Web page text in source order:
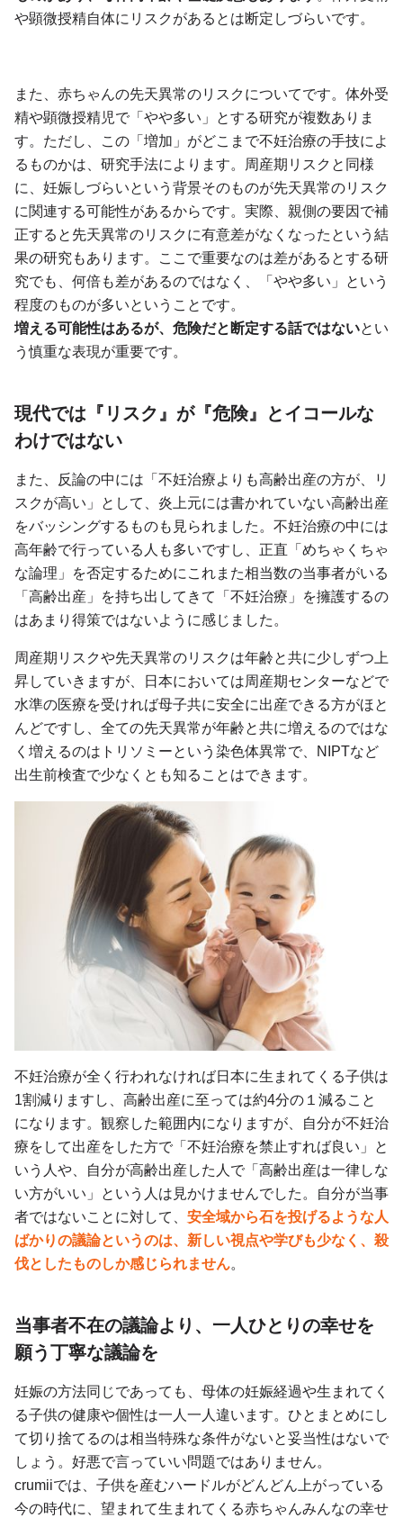
や顕微授精自体にリスクがあるとは断定しづらいです。
また、赤ちゃんの先天異常のリスクについてです。体外受
精や顕微授精児で「やや多い」とする研究が複数ありま
す。ただし、この「増加」がどこまで不妊治療の手技によ
るものかは、研究手法によります。周産期リスクと同様
に、妊娠しづらいという背景そのものが先天異常のリスク
に関連する可能性があるからです。実際、親側の要因で補
正すると先天異常のリスクに有意差がなくなったという結
果の研究もあります。ここで重要なのは差があるとする研
究でも、何倍も差があるのではなく、「やや多い」という
程度のものが多いということです。
増える可能性はあるが、危険だと断定する話ではないとい
う慎重な表現が重要です。
現代では『リスク』が『危険』とイコールな
わけではない
また、反論の中には「不妊治療よりも高齢出産の方が、リ
スクが高い」として、炎上元には書かれていない高齢出産
をバッシングするものも見られました。不妊治療の中には
高年齢で行っている人も多いですし、正直「めちゃくちゃ
な論理」を否定するためにこれまた相当数の当事者がいる
「高齢出産」を持ち出してきて「不妊治療」を擁護するの
はあまり得策ではないように感じました。
周産期リスクや先天異常のリスクは年齢と共に少しずつ上
昇していきますが、日本においては周産期センターなどで
水準の医療を受ければ母子共に安全に出産できる方がほと
んどですし、全ての先天異常が年齢と共に増えるのではな
く増えるのはトリソミーという染色体異常で、NIPTなど
出生前検査で少なくとも知ることはできます。
不妊治療が全く行われなければ日本に生まれてくる子供は
1割減りますし、高齢出産に至っては約4分の１減ること
になります。観察した範囲内になりますが、自分が不妊治
療をして出産をした方で「不妊治療を禁止すれば良い」と
いう人や、自分が高齢出産した人で「高齢出産は一律しな
い方がいい」という人は見かけませんでした。自分が当事
者ではないことに対して、 安全域から石を投げるような人
ばかりの議論というのは、新しい視点や学びも少なく、殺
伐としたものしか感じられません。
当事者不在の議論より、一人ひとりの幸せを
願う丁寧な議論を
妊娠の方法同じであっても、母体の妊娠経過や生まれてく
る子供の健康や個性は一人一人違います。ひとまとめにし
て切り捨てるのは相当特殊な条件がないと妥当性はないで
しょう。好悪で言っていい問題ではありません。
crumiiでは、子供を産むハードルがどんどん上がっている
今の時代に、望まれて生まれてくる赤ちゃんみんなの幸せ